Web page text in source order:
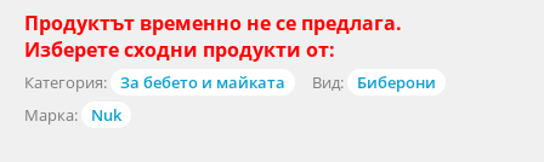
Продуктът временно не се предлага.
Изберете сходни продукти от:
Категория: За бебето и майката Вид:
Биберони
Марка:
Nuk